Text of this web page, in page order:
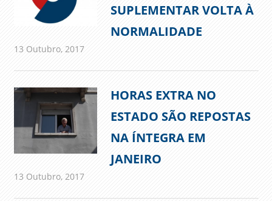
SUPLEMENTAR VOLTA À
NORMALIDADE
13 Outubro, 2017admin
Comunicados
HORAS EXTRA NO
ESTADO SÃO REPOSTAS
NA ÍNTEGRA EM
JANEIRO
13 Outubro, 2017admin
Imprensa